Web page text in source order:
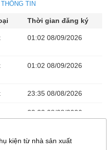
TIN
Thời gian đăng ký
01:02 08/09/2026
01:02 08/09/2026
23:35 08/08/2026
23:33 08/08/2026
23:33 08/08/2026
kiện từ nhà sản xuất